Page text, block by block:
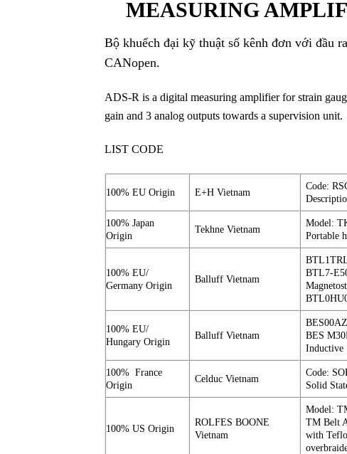
MEASURING
Bộ khuếch đại kỹ thuật số kênh đơn với đầu
CANopen.
ADS-R is a digital measuring amplifier for strain
gain and 3 analog outputs towards a supervision unit.
LIST CODE
100% EU Origin E+H Vietnam
Code:
100% Japan
Origin
Tekhne Vietnam
Model:
Portable
100% EU/
Germany Origin
Balluff Vietnam
BTL7-
100% EU/
Hungary Origin
Balluff Vietnam
BES00AZ
BES
Inductive
100% France
Origin
Celduc Vietnam
Code:
Solid
100% US Origin
ROLFES BOONE
Vietnam
Model:
TM Belt
with